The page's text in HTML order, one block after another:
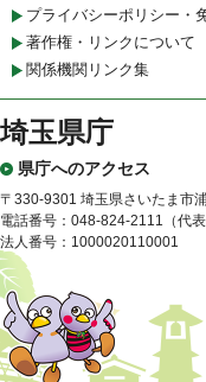
プライバシーポリシー・
著作権・リンクについて
関係機関リンク集
埼玉県庁
県庁へのアクセス
〒330-9301 埼玉県さいたま市
電話番号：048-824-2111（代表
法人番号：1000020110001